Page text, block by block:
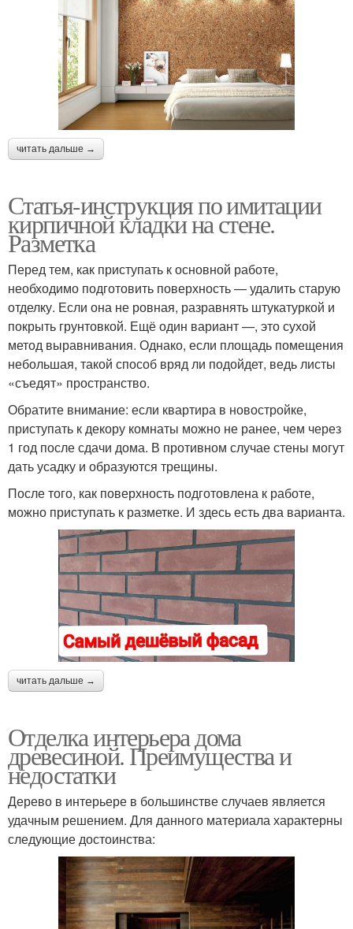
читать дальше →
Статья-инструкция по имитации
кирпичной кладки на стене.
Разметка
Перед тем, как приступать к основной работе,
необходимо подготовить поверхность — удалить старую
отделку. Если она не ровная, разравнять штукатуркой и
покрыть грунтовкой. Ещё один вариант —, это сухой
метод выравнивания. Однако, если площадь помещения
небольшая, такой способ вряд ли подойдет, ведь листы
«съедят» пространство.
Обратите внимание: если квартира в новостройке,
приступать к декору комнаты можно не ранее, чем через
1 год после сдачи дома. В противном случае стены могут
дать усадку и образуются трещины.
После того, как поверхность подготовлена к работе,
можно приступать к разметке. И здесь есть два варианта.
читать дальше →
Отделка интерьера дома
древесиной. Преимущества и
недостатки
Дерево в интерьере в большинстве случаев является
удачным решением. Для данного материала характерны
следующие достоинства: